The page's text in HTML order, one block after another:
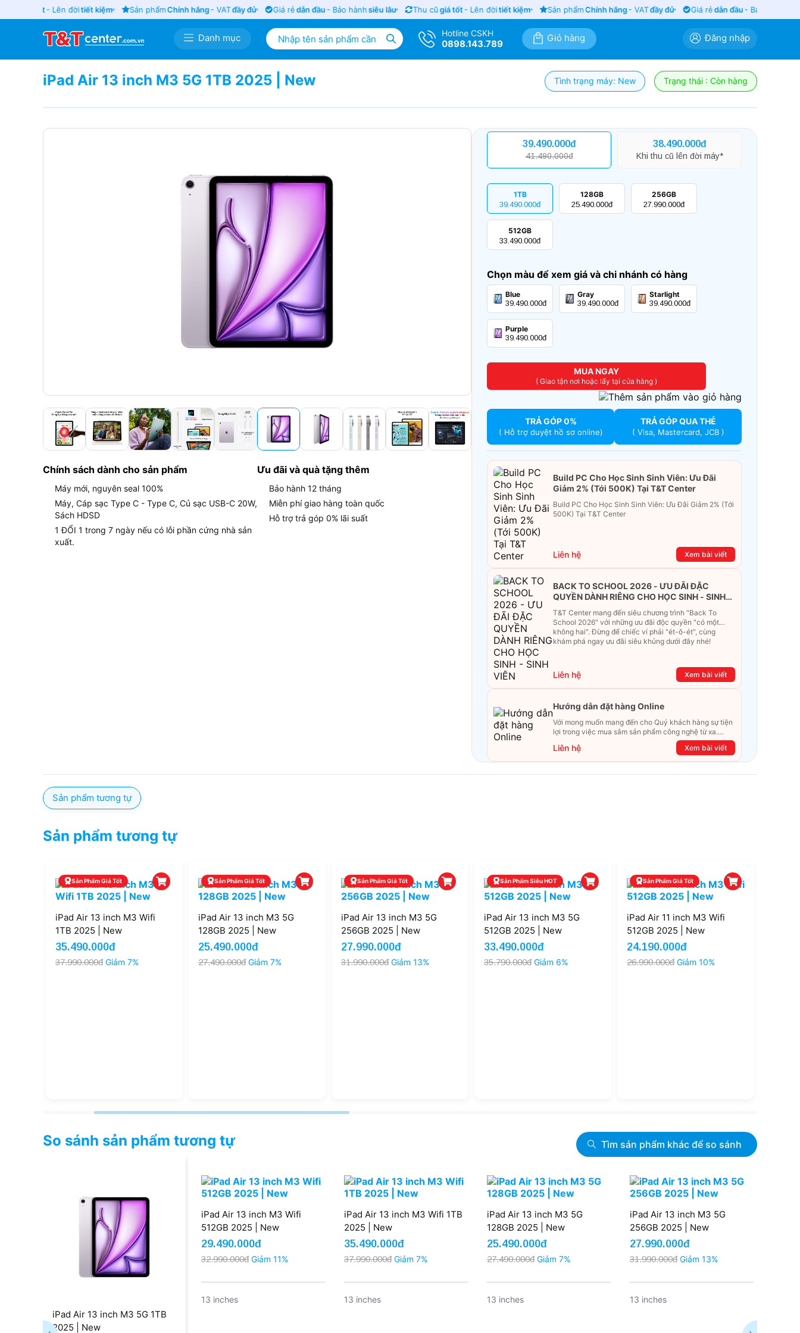
- Lên đờitiết kiệm Sản phẩmChính hãng- VATđầy đủ Giá rẻ dẫn đầu- Bảo hànhsiêu lâu Thu cũ giá tốt- Lên đờitiết kiệm Sản phẩmChính hãng- VATđầy đủ Giá rẻ dẫn đầu- Bảo hành
Danh mục Hotline CSKH
0898.143.789
Giỏ hàng Đăng nhập
iPad Air 13 inch M3 5G 1TB 2025 | New Tình trạng máy: New Trạng thái : Còn hàng
Chính sách dành cho sản phẩm
Máy mới, nguyên seal 100%
Máy, Cáp sạc Type C - Type C, Củ sạc USB-C 20W,
Sách HDSD
1 ĐỔI 1 trong 7 ngày nếu có lỗi phần cứng nhà sản
xuất.
Ưu đãi và quà tặng thêm
Bảo hành 12 tháng
Miễn phí giao hàng toàn quốc
Hỗ trợ trả góp 0% lãi suất
39.490.000đ
41.490.000đ
38.490.000đ
Khi thu cũ lên đời máy*
1TB
39.490.000đ
128GB
25.490.000đ
256GB
27.990.000đ
512GB
33.490.000đ
Chọn màu để xem giá và chi nhánh có hàng
Blue
39.490.000đ
Gray
39.490.000đ
Starlight
39.490.000đ
Purple
39.490.000đ
MUA NGAY
( Giao tận nơi hoặc lấy tại cửa hàng )
TRẢ GÓP 0%
( Hỗ trợ duyệt hồ sơ online)
TRẢ GÓP QUA THẺ
( Visa, Mastercard, JCB )
Build PC Cho Học Sinh Sinh Viên: Ưu Đãi
Giảm 2% (Tới 500K) Tại T&T Center
Build PC Cho Học Sinh Sinh Viên: Ưu Đãi Giảm 2% (Tới
500K) Tại T&T Center
Liên hệ Xem bài viết
BACK TO SCHOOL 2026 - ƯU ĐÃI ĐẶC
QUYỀN DÀNH RIÊNG CHO HỌC SINH - SINH
T&T Center mang đến siêu chương trình "Back To
School 2026" với những ưu đãi độc quyền "có một
không hai". Đừng để chiếc ví phải "ét-ô-ét", cùng
khám phá ngay ưu đãi siêu khủng dưới đây nhé!
Liên hệ Xem bài viết
Hướng dẫn đặt hàng Online
Với mong muốn mang đến cho Quý khách hàng sự tiện
lợi trong việc mua sắm sản phẩm công nghệ từ xa.
Trong bài viết này, T&T Center sẽ hướng dẫn chi tiết
cách mua hàng trực tuyến qua các kênh online
Website, Zalo, Messenger và hotline để khách hàng có
Liên hệ Xem bài viết
Sản phẩm tương tự
Sản phẩm tương tự
Sản Phẩm Giá Tốt
iPad Air 13 inch M3 Wifi
1TB 2025 | New
35.490.000đ
37.990.000đ Giảm 7%
Sản Phẩm Giá Tốt
iPad Air 13 inch M3 5G
128GB 2025 | New
25.490.000đ
27.490.000đ Giảm 7%
Sản Phẩm Giá Tốt
iPad Air 13 inch M3 5G
256GB 2025 | New
27.990.000đ
31.990.000đ Giảm 13%
Sản Phẩm Siêu HOT
iPad Air 13 inch M3 5G
512GB 2025 | New
33.490.000đ
35.790.000đ Giảm 6%
Sản Phẩm Giá Tốt
iPad Air 11 inch M3 Wifi
512GB 2025 | New
24.190.000đ
26.990.000đ Giảm 10%
So sánh sản phẩm tương tự Tìm sản phẩm khác để so sánh
iPad Air 13 inch M3 5G 1TB
2025 | New
iPad Air 13 inch M3 Wifi
512GB 2025 | New
29.490.000đ
32.990.000đ Giảm 11%
13 inches
iPad Air 13 inch M3 Wifi 1TB
2025 | New
35.490.000đ
37.990.000đ Giảm 7%
13 inches
iPad Air 13 inch M3 5G
128GB 2025 | New
25.490.000đ
27.490.000đ Giảm 7%
13 inches
iPad Air 13 inch M3 5G
256GB 2025 | New
27.990.000đ
31.990.000đ Giảm 13%
13 inches